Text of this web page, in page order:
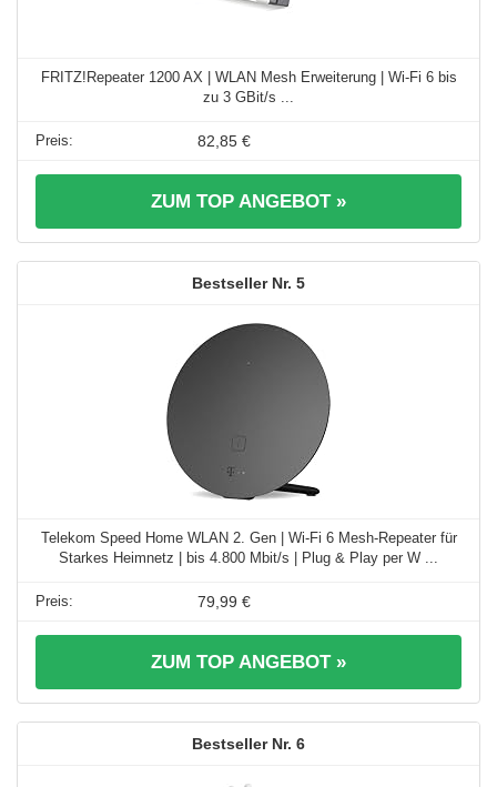
FRITZ!Repeater 1200 AX | WLAN Mesh Erweiterung | Wi-Fi 6 bis
zu 3 GBit/s ...
82,85 €
ZUM TOP ANGEBOT »
5
Telekom Speed Home WLAN 2. Gen | Wi-Fi 6 Mesh-Repeater für
Starkes Heimnetz | bis 4.800 Mbit/s | Plug & Play per W ...
79,99 €
ZUM TOP ANGEBOT »
6